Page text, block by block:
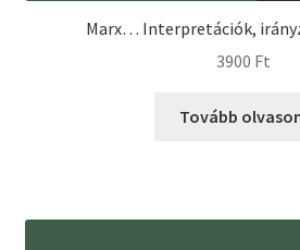
Marx… Interpretációk,
3900 Ft
Tovább